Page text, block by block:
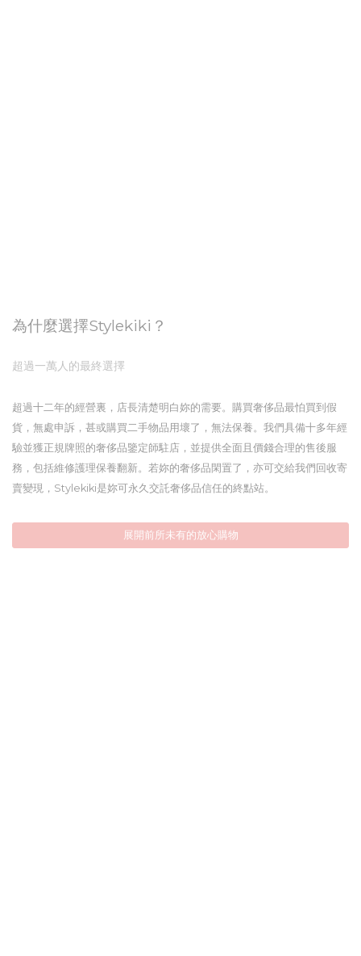
為什麼選擇Stylekiki？
超過一萬人的最終選擇
超過十二年的經營裏，店長清楚明白妳的需要。購買奢侈品最怕買到假
貨，無處申訴，甚或購買二手物品用壞了，無法保養。我們具備十多年經
驗並獲正規牌照的奢侈品鑒定師駐店，並提供全面且價錢合理的售後服
務，包括維修護理保養翻新。若妳的奢侈品閑置了，亦可交給我們回收寄
賣變現，Stylekiki是妳可永久交託奢侈品信任的終點站。
展開前所未有的放心購物